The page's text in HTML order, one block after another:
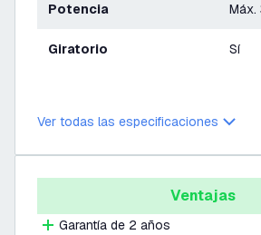
Potencia Máx.
Giratorio Sí
Ver todas las especificaciones
Ventajas
Garantía de 2 años